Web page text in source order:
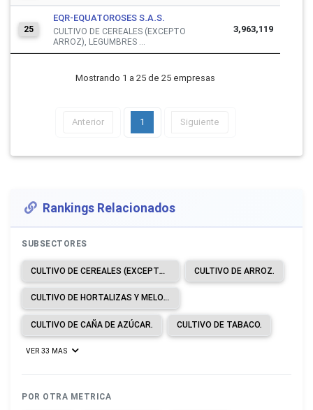
25
EQR-EQUATOROSES S.A.S.
CULTIVO DE CEREALES (EXCEPTO
ARROZ), LEGUMBRES ...
3,963,119
Mostrando 1 a 25 de 25 empresas
Anterior 1 Siguiente
Rankings Relacionados
SUBSECTORES
CULTIVO DE CEREALES (EXCEPTO ARROZ), LEGUMBRES Y SEMILLAS OLEAGINOSAS. CULTIVO DE ARROZ.
CULTIVO DE HORTALIZAS Y MELONES, RAÍCES Y TUBÉRCULOS.
CULTIVO DE CAÑA DE AZÚCAR. CULTIVO DE TABACO.
VER 33 MAS
POR OTRA METRICA